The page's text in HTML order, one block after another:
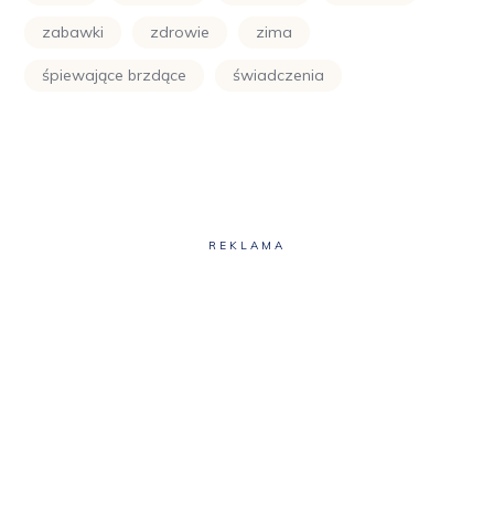
zabawki zdrowie zima
śpiewające brzdące świadczenia
REKLAMA